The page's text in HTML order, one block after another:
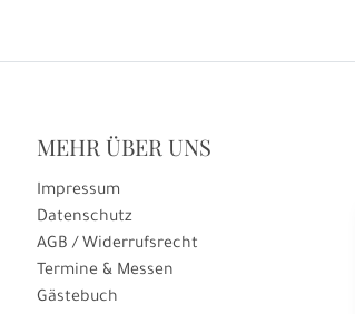
MEHR ÜBER UNS
Impressum
Datenschutz
AGB / Widerrufsrecht
Termine & Messen
Gästebuch